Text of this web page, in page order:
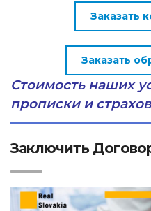
Заказать
Заказать
Стоимость наших
прописки и
Заключить